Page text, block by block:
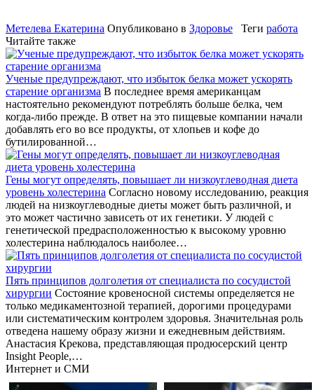
Метелева Екатерина Опубликовано в Здоровье Теги работа
Читайте также
Ученые предупреждают, что избыток белка может ускорять
старение организма В последнее время американцам
настоятельно рекомендуют потреблять больше белка, чем
когда-либо прежде. В ответ на это пищевые компании начали
добавлять его во все продукты, от хлопьев и кофе до
бутилированной…
Гены могут определять, повышает ли низкоуглеводная диета
уровень холестерина Согласно новому исследованию, реакция
людей на низкоуглеводные диеты может быть различной, и
это может частично зависеть от их генетики. У людей с
генетической предрасположенностью к высокому уровню
холестерина наблюдалось наиболее…
Пять принципов долголетия от специалиста по сосудистой
хирургии Состояние кровеносной системы определяется не
только медикаментозной терапией, дорогими процедурами
или систематическим контролем здоровья. Значительная роль
отведена нашему образу жизни и ежедневным действиям.
Анастасия Крекова, представляющая продюсерский центр
Insight People,…
Интернет и СМИ